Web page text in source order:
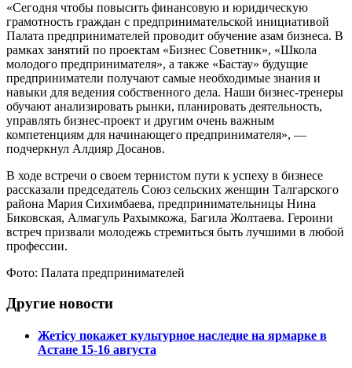
«Сегодня чтобы повысить финансовую и юридическую
грамотность граждан с предпринимательской инициативой
Палата предпринимателей проводит обучение азам бизнеса. В
рамках занятий по проектам «Бизнес Советник», «Школа
молодого предпринимателя», а также «Бастау» будущие
предприниматели получают самые необходимые знания и
навыки для ведения собственного дела. Наши бизнес-тренеры
обучают анализировать рынки, планировать деятельность,
управлять бизнес-проект и другим очень важным
компетенциям для начинающего предпринимателя», —
подчеркнул Алдияр Досанов.
В ходе встречи о своем тернистом пути к успеху в бизнесе
рассказали председатель Союз сельских женщин Талгарского
района Мария Сихимбаева, предпринимательницы Нина
Биковская, Алмагуль Рахымкожа, Багила Жолтаева. Героини
встреч призвали молодежь стремиться быть лучшими в любой
профессии.
Фото: Палата предпринимателей
Другие новости
Жетісу покажет культурное наследие на ярмарке в
Астане 15-16 августа